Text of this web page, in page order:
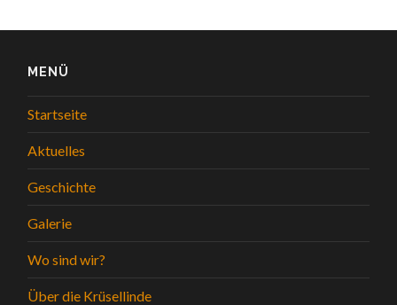
MENÜ
Startseite
Aktuelles
Geschichte
Galerie
Wo sind wir?
Über die Krüsellinde